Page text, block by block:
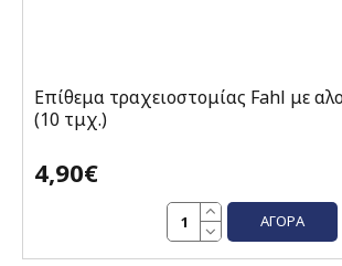
Επίθεμα τραχειοστομίας Fahl με
(10 τμχ.)
4,90€
ΑΓΟΡΆ